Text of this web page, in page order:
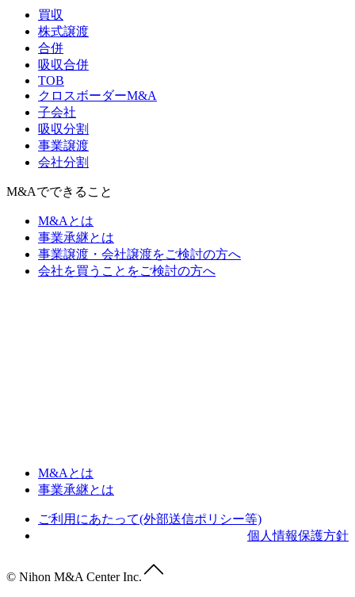
買収
株式譲渡
合併
吸収合併
TOB
クロスボーダーM&A
子会社
吸収分割
事業譲渡
会社分割
M&Aでできること
M&Aとは
事業承継とは
事業譲渡・会社譲渡をご検討の方へ
会社を買うことをご検討の方へ
M&Aとは
事業承継とは
ご利用にあたって(外部送信ポリシー等)
個人情報保護方針
© Nihon M&A Center Inc.